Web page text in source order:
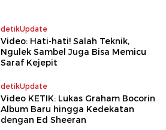
detikUpdate
Video: Hati-hati! Salah Teknik,
Ngulek Sambel Juga Bisa Memicu
Saraf Kejepit
detikUpdate
Video KETIK: Lukas Graham Bocorin
Album Baru hingga Kedekatan
dengan Ed Sheeran